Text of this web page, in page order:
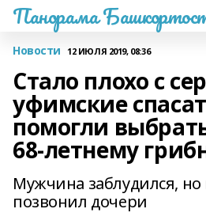
Панорама
Новости 12 ИЮЛЯ 2019, 08:36
Стало плохо с
уфимские
помогли
68-летнему
Мужчина заблудился,
позвонил дочери